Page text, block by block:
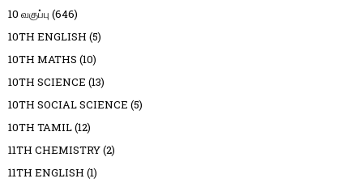
10 வகுப்பு (646)
10TH ENGLISH (5)
10TH MATHS (10)
10TH SCIENCE (13)
10TH SOCIAL SCIENCE (5)
10TH TAMIL(12)
11TH CHEMISTRY(2)
11TH ENGLISH (1)